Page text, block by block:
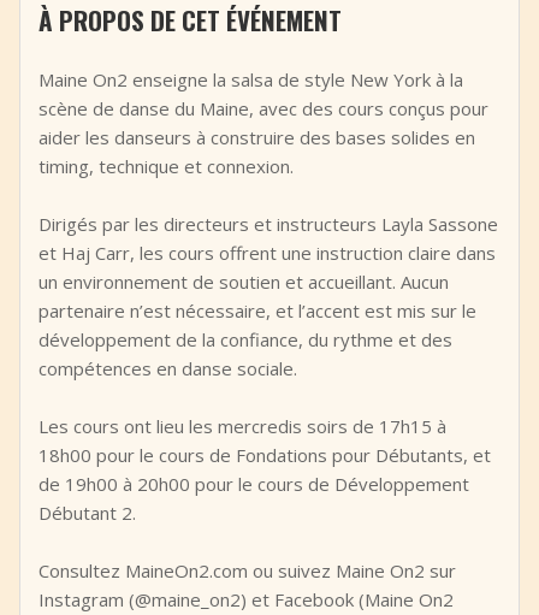
À PROPOS DE CET ÉVÉNEMENT
Maine On2 enseigne la salsa de style New York à la
scène de danse du Maine, avec des cours conçus pour
aider les danseurs à construire des bases solides en
timing, technique et connexion.
Dirigés par les directeurs et instructeurs Layla Sassone
et Haj Carr, les cours offrent une instruction claire dans
un environnement de soutien et accueillant. Aucun
partenaire n’est nécessaire, et l’accent est mis sur le
développement de la confiance, du rythme et des
compétences en danse sociale.
Les cours ont lieu les mercredis soirs de 17h15 à
18h00 pour le cours de Fondations pour Débutants, et
de 19h00 à 20h00 pour le cours de Développement
Débutant 2.
Consultez MaineOn2.com ou suivez Maine On2 sur
Instagram (@maine_on2) et Facebook (Maine On2